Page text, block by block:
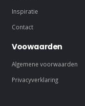
Inspiratie
Contact
Voowaarden
Algemene voorwaarden
Privacyverklaring